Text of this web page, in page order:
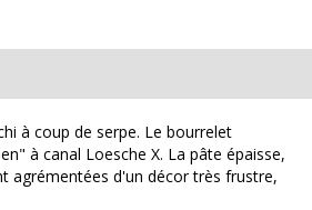
à coup de serpe. Le bourrelet
à canal Loesche X. La pâte épaisse,
agrémentées d'un décor très frustre,